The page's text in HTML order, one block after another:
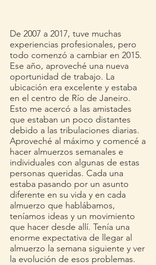
De 2007 a 2017, tuve muchas
experiencias profesionales, pero
todo comenzó a cambiar en 2015.
Ese año, aproveché una nueva
oportunidad de trabajo. La
ubicación era excelente y estaba
en el centro de Río de Janeiro.
Esto me acercó a las amistades
que estaban un poco distantes
debido a las tribulaciones diarias.
Aproveché al máximo y comencé a
hacer almuerzos semanales e
individuales con algunas de estas
personas queridas. Cada una
estaba pasando por un asunto
diferente en su vida y en cada
almuerzo que hablábamos,
teníamos ideas y un movimiento
que hacer desde allí. Tenía una
enorme expectativa de llegar al
almuerzo la semana siguiente y ver
la evolución de esos problemas.